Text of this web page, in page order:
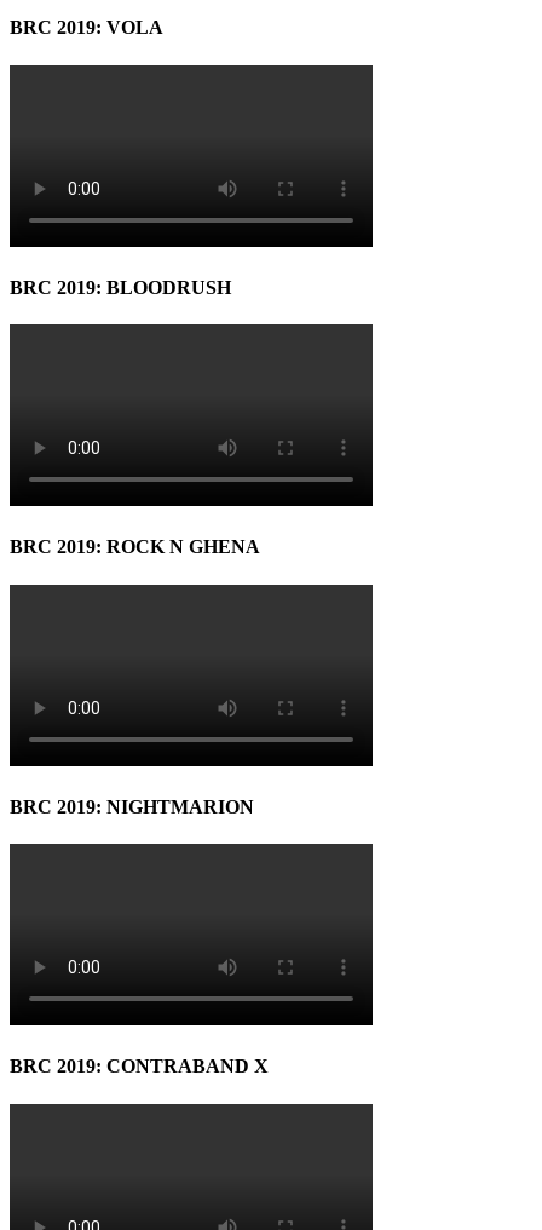
BRC 2019: VOLA
BRC 2019: BLOODRUSH
BRC 2019: ROCK N GHENA
BRC 2019: NIGHTMARION
BRC 2019: CONTRABAND X